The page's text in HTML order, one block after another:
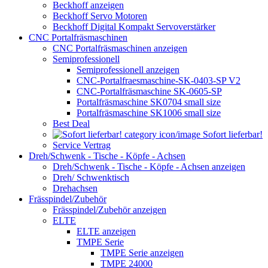
Beckhoff anzeigen
Beckhoff Servo Motoren
Beckhoff Digital Kompakt Servoverstärker
CNC Portalfräsmaschinen
CNC Portalfräsmaschinen anzeigen
Semiprofessionell
Semiprofessionell anzeigen
CNC-Portalfraesmaschine-SK-0403-SP V2
CNC-Portalfräsmaschine SK-0605-SP
Portalfräsmaschine SK0704 small size
Portalfräsmaschine SK1006 small size
Best Deal
Sofort lieferbar!
Service Vertrag
Dreh/Schwenk - Tische - Köpfe - Achsen
Dreh/Schwenk - Tische - Köpfe - Achsen anzeigen
Dreh/ Schwenktisch
Drehachsen
Frässpindel/Zubehör
Frässpindel/Zubehör anzeigen
ELTE
ELTE anzeigen
TMPE Serie
TMPE Serie anzeigen
TMPE 24000